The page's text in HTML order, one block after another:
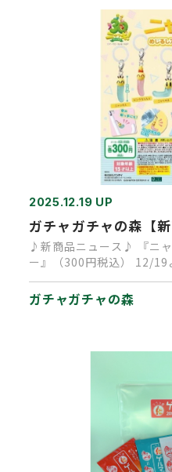
2025.12.19 UP
ガチャガチャの森【新
♪新商品ニュース♪ 『ニ
ー』（300円税込） 12/
ガチャガチャの森